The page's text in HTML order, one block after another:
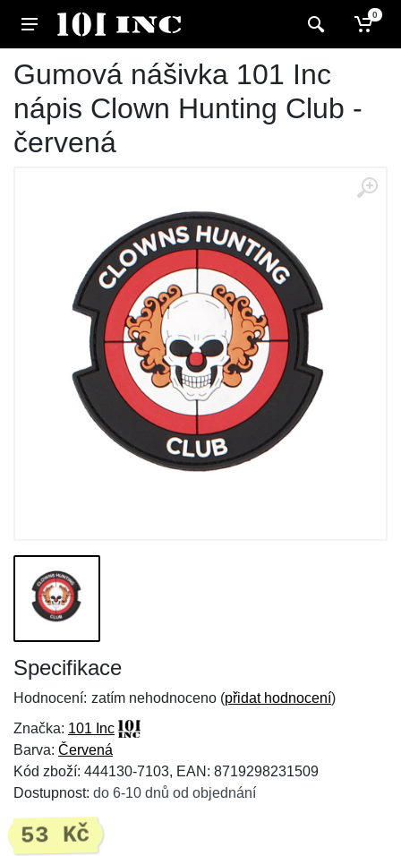
0
Gumová nášivka 101 Inc
nápis Clown Hunting Club -
červená
Specifikace
Hodnocení: zatím nehodnoceno (přidat hodnocení)
Značka: 101 Inc
Barva: Červená
Kód zboží: 444130-7103, EAN: 8719298231509
Dostupnost: do 6-10 dnů od objednání
53 Kč